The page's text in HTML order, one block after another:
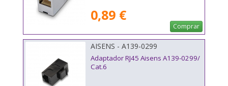
0,89 €
Comprar
AISENS - A139-0299
Adaptador RJ45 Aisens A139-0299/
Cat.6